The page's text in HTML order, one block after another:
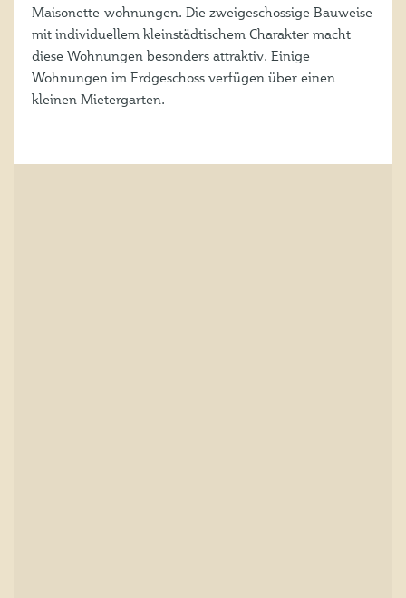
Maisonette-wohnungen. Die zweigeschossige Bauweise
mit individuellem kleinstädtischem Charakter macht
diese Wohnungen besonders attraktiv. Einige
Wohnungen im Erdgeschoss verfügen über einen
kleinen Mietergarten.